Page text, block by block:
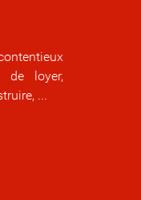
de loyer,
...